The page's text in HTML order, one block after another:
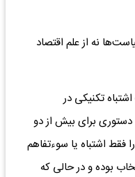
نه از علم اقتصاد
تکنیکی در
برای بیش از دو
فقط اشتباه یا سوءتفاهم
بوده و در حالی که